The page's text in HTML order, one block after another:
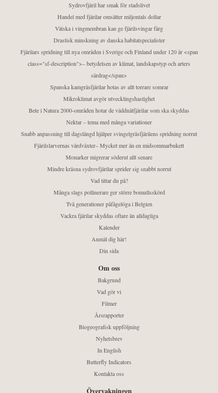
Sydrovfjäril har smak för stadslivet
Handel med fjärilar omsätter miljontals dollar
Vätska i vingmembran kan ge fjärilsvingar färg
Drastisk minskning av danska habitatspecialister
Fjärilars spridning till nya områden i Sverige och Finland under 120 år <span
class="sf-description">– betydelsen av klimat, landskapstyp och arters
särdrag</span>
Spanska kamgräsfjärilar hotas av allt torrare somrar
Mikroklimat avgör utvecklingshastighet
Bete i Natura 2000-områden hotar de väddnätfjärilar som ska skyddas
Nektar – tema med många variationer
Snabb anpassning till dagslängd hjälper svingelgräsfjärilens spridning norrut
Fjärilslarvernas värdväxter– Mycket mer än en midsommarbukett
Monarker migrerar söderut allt senare
Mindre kräsna sydrovfjärilar sprider sig snabbt norrut
Vad tittar du på?
Många slags pollinerare ger större bomullsskörd
Två generationer påfågelöga i Belgien
Vackra fjärilar skyddas oftare än alldagliga
Kalender
Anmäl dig här!
Din sida
Om oss
Bakgrund
Vad gör vi
Filmer
Årsrapporter
Biogeografisk uppföljning
Nyhetsbrev
In English
Butterfly Indicators
Kontakta oss
Övervakningen